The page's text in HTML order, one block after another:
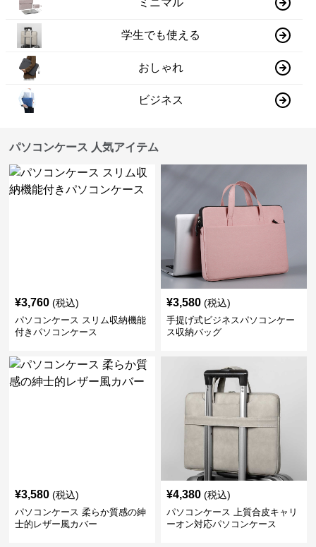
ミニマル
学生でも使える
おしゃれ
ビジネス
パソコンケース 人気アイテム
¥3,760 (税込)
パソコンケース スリム収納機能
付きパソコンケース
¥3,580 (税込)
手提げ式ビジネスパソコンケー
ス収納バッグ
¥3,580 (税込)
パソコンケース 柔らか質感の紳
士的レザー風カバー
¥4,380 (税込)
パソコンケース 上質合皮キャリ
ーオン対応パソコンケース